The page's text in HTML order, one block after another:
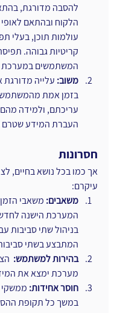
להסבה מדורגת,
הלקוח ובהתאם לאופי
עולמות תוכן, בעלי
קריטיות גבוהה.
המשתמשים במערכת
משוב: עלייה
בזמן אמת
עריכתם, ולמידה
העברת המידע שטרם
חסרונות
אך כמו בכל נושא בחיים,
עיקרם:
משאבים: משאבי
המערכת הישנה
בניהול שתי סביבות
המתבצע בשתי
בהירות למשתמש:
מערכת ימצא את
חוסר אחידות: ממשקי
במשך כל תקופת